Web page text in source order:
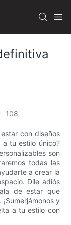
108
con diseños
a tu estilo único?
son
todas las
a crear la
Dile adiós
de estar que
y
a tu estilo con